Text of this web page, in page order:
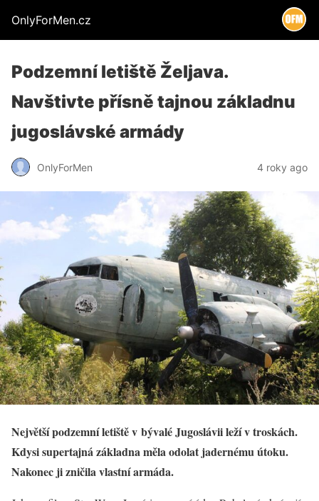
OnlyForMen.cz
Podzemní letiště Željava.
Navštivte přísně tajnou základnu
jugoslávské armády
OnlyForMen 4 roky ago
Největší podzemní letiště v bývalé Jugoslávii leží v troskách.
Kdysi supertajná základna měla odolat jadernému útoku.
Nakonec ji zničila vlastní armáda.